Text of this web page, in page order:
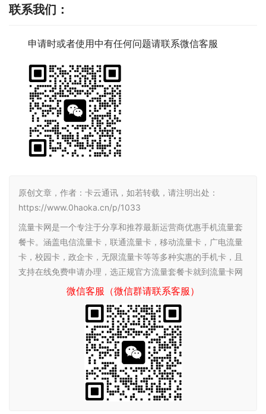
联系我们 ：
申请时或者使用中有任何问题请联系微信客服
原创文章，作者：卡云通讯，如若转载，请注明出处：
https://www.0haoka.cn/p/1033
流量卡网是一个专注于分享和推荐最新运营商优惠手机流量套
餐卡。涵盖电信流量卡，联通流量卡，移动流量卡，广电流量
卡，校园卡，政企卡，无限流量卡等等多种实惠的手机卡，且
支持在线免费申请办理，选正规官方流量套餐卡就到流量卡网
微信客服（微信群请联系客服）